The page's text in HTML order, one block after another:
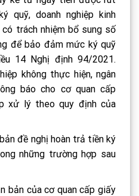
quỹ, doanh nghiệp kinh
trách nhiệm bổ sung số
để bảo đảm mức ký quỹ
14 Nghị định 94/2021.
không thực hiện, ngân
báo cho cơ quan cấp
xử lý theo quy định của
đề nghị hoàn trả tiền ký
những trường hợp sau
bản của cơ quan cấp giấy